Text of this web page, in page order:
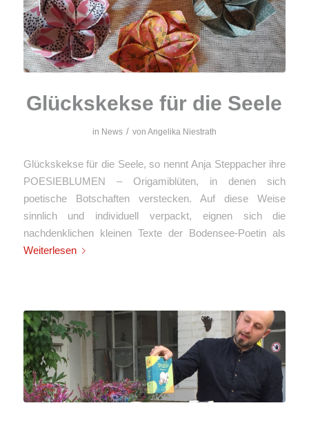
Glückskekse für die Seele
in News / von Angelika Niestrath
Glückskekse für die Seele, so nennt Anja Steppacher ihre
POESIEBLUMEN – Origamiblüten, in denen sich
poetische Botschaften verstecken. Auf diese Weise
sinnlich und individuell verpackt, eignen sich die
nachdenklichen kleinen Texte der Bodensee-Poetin als
Weiterlesen